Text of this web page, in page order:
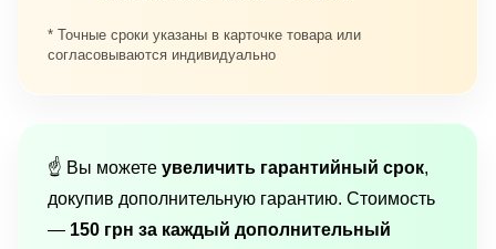
* Точные сроки указаны в карточке товара или
согласовываются индивидуально
☝️ Вы можете увеличить гарантийный срок,
докупив дополнительную гарантию. Стоимость
— 150 грн за каждый дополнительный